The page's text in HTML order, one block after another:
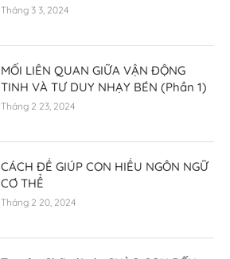
Tháng 3 3, 2024
MỐI LIÊN QUAN GIỮA VẬN ĐỘNG
TINH VÀ TƯ DUY NHẠY BÉN (Phần 1)
Tháng 2 23, 2024
CÁCH ĐỂ GIÚP CON HIỂU NGÔN NGỮ
CƠ THỂ
Tháng 2 20, 2024